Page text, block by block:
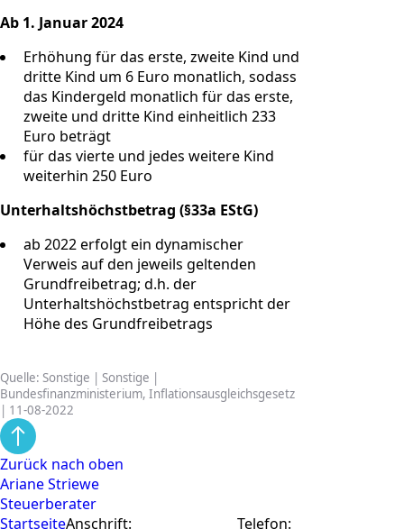
Ab 1. Januar 2024
Erhöhung für das erste, zweite Kind und
dritte Kind um 6 Euro monatlich, sodass
das Kindergeld monatlich für das erste,
zweite und dritte Kind einheitlich 233
Euro beträgt
für das vierte und jedes weitere Kind
weiterhin 250 Euro
Unterhaltshöchstbetrag (§33a EStG)
ab 2022 erfolgt ein dynamischer
Verweis auf den jeweils geltenden
Grundfreibetrag; d.h. der
Unterhaltshöchstbetrag entspricht der
Höhe des Grundfreibetrags
Quelle: Sonstige | Sonstige |
Bundesfinanzministerium, Inflationsausgleichsgesetz
| 11-08-2022
Zurück nach oben
Ariane Striewe
Steuerberater
StartseiteAnschrift: Telefon: